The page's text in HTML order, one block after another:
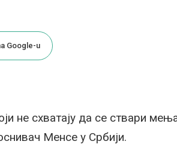
Google-u
не схватају да се ствари
Менсе у Србији.